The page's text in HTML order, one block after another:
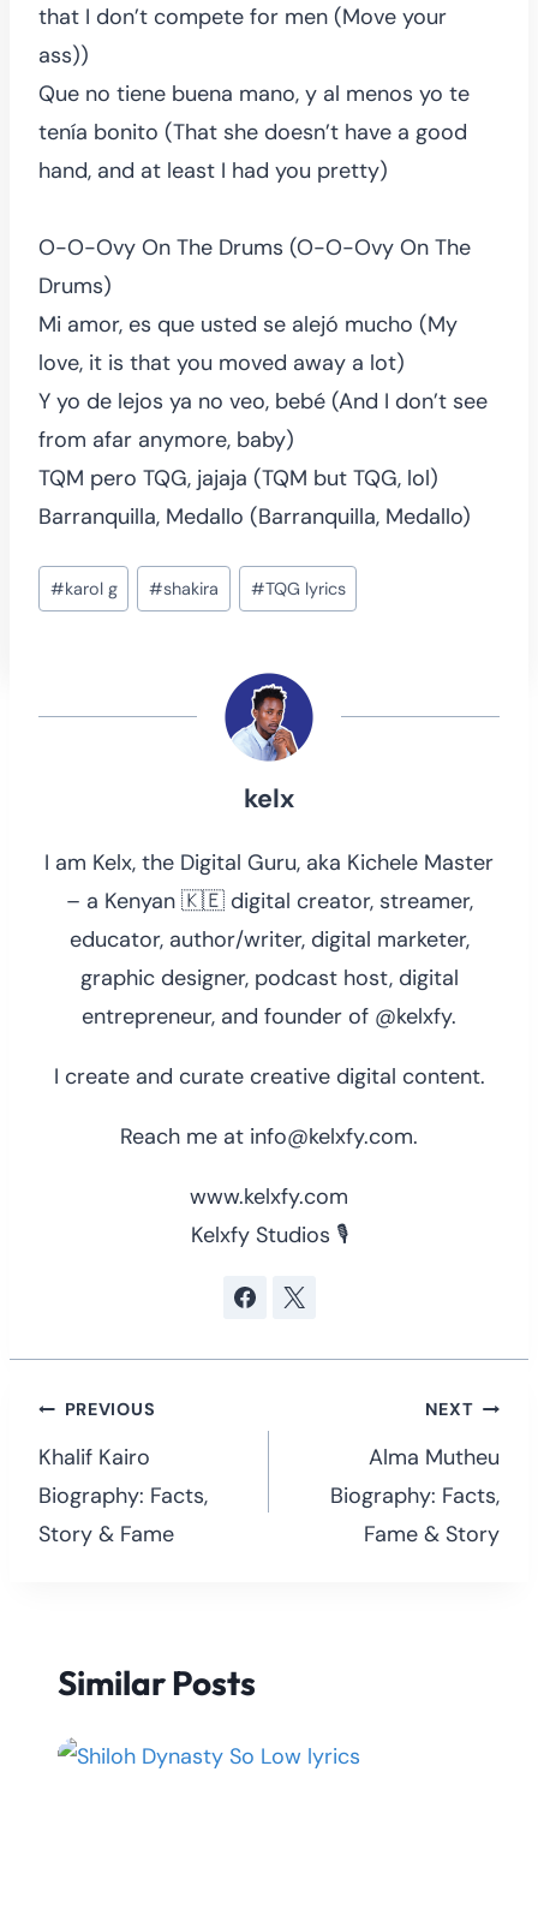
that I don’t compete for men (Move your
ass))
Que no tiene buena mano, y al menos yo te
tenía bonito (That she doesn’t have a good
hand, and at least I had you pretty)
O-O-Ovy On The Drums (O-O-Ovy On The
Drums)
Mi amor, es que usted se alejó mucho (My
love, it is that you moved away a lot)
Y yo de lejos ya no veo, bebé (And I don’t see
from afar anymore, baby)
TQM pero TQG, jajaja (TQM but TQG, lol)
Barranquilla, Medallo (Barranquilla, Medallo)
Post
Tags:
#karol g #shakira #TQG lyrics
kelx
I am Kelx, the Digital Guru, aka Kichele Master
– a Kenyan 🇰🇪 digital creator, streamer,
educator, author/writer, digital marketer,
graphic designer, podcast host, digital
entrepreneur, and founder of @kelxfy.
I create and curate creative digital content.
Reach me at info@kelxfy.com.
www.kelxfy.com
Kelxfy Studios 🎙
Post
navigation
PREVIOUS
Khalif Kairo
Biography: Facts,
Story & Fame
NEXT
Alma Mutheu
Biography: Facts,
Fame & Story
Similar Posts